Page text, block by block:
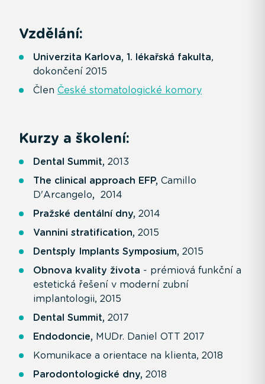
Vzdělání:
Univerzita Karlova, 1. lékařská fakulta,
dokončení 2015
Člen České stomatologické komory
Kurzy a školení:
Dental Summit, 2013
The clinical approach EFP, Camillo
D'Arcangelo, 2014
Pražské dentální dny, 2014
Vannini stratification, 2015
Dentsply Implants Symposium, 2015
Obnova kvality života - prémiová funkční a
estetická řešení v moderní zubní
implantologii, 2015
Dental Summit, 2017
Endodoncie, MUDr. Daniel OTT 2017
Komunikace a orientace na klienta, 2018
Parodontologické dny, 2018